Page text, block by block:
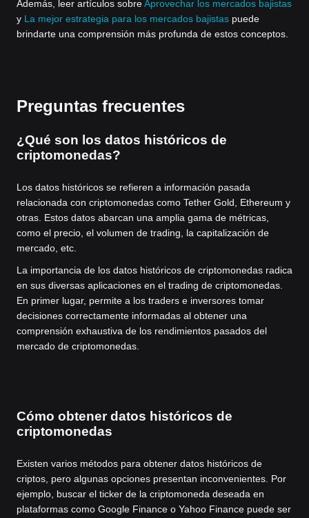
Además, leer artículos sobreAprovechar los mercados bajistas
y La mejor estrategia para los mercados bajistas puede
brindarte una comprensión más profunda de estos conceptos.
Preguntas frecuentes
¿Qué son los datos históricos de
criptomonedas?
Los datos históricos se refieren a información pasada
relacionada con criptomonedas como Tether Gold, Ethereum y
otras. Estos datos abarcan una amplia gama de métricas,
como el precio, el volumen de trading, la capitalización de
mercado, etc.
La importancia de los datos históricos de criptomonedas radica
en sus diversas aplicaciones en el trading de criptomonedas.
En primer lugar, permite a los traders e inversores tomar
decisiones correctamente informadas al obtener una
comprensión exhaustiva de los rendimientos pasados del
mercado de criptomonedas.
Cómo obtener datos históricos de
criptomonedas
Existen varios métodos para obtener datos históricos de
criptos, pero algunas opciones presentan inconvenientes. Por
ejemplo, buscar el ticker de la criptomoneda deseada en
plataformas como Google Finance o Yahoo Finance puede ser